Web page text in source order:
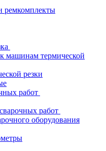
ремкомплекты
машинам термической
резки
работ
работ
оборудования